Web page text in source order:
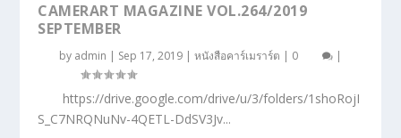
CAMERART MAGAZINE VOL.264/2019
SEPTEMBER
by admin | Sep 17, 2019 |หนังสือคาร์เมราร์ต | 0 |
https://drive.google.com/drive/u/3/folders/1shoRojI
S_C7NRQNuNv-4QETL-DdSV3Jv...